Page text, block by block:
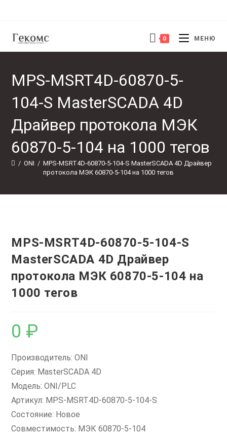
0 МЕНЮ
MPS-MSRT4D-60870-5-
104-S MasterSCADA 4D
Драйвер протокола МЭК
60870-5-104 на 1000 тегов
/ ONI / MPS-MSRT4D-60870-5-104-S MasterSCADA 4D Драйвер
протокола МЭК 60870-5-104 на 1000 тегов
MPS-MSRT4D-60870-5-104-S
MasterSCADA 4D Драйвер
протокола МЭК 60870-5-104 на
1000 тегов
0 ₽
Производитель: ONI
Серия: MasterSCADA 4D
Модель: ONI/PLC
Артикул: MPS-MSRT4D-60870-5-104-S
Состояние: Новое
Совместимость: МЭК 60870-5-104